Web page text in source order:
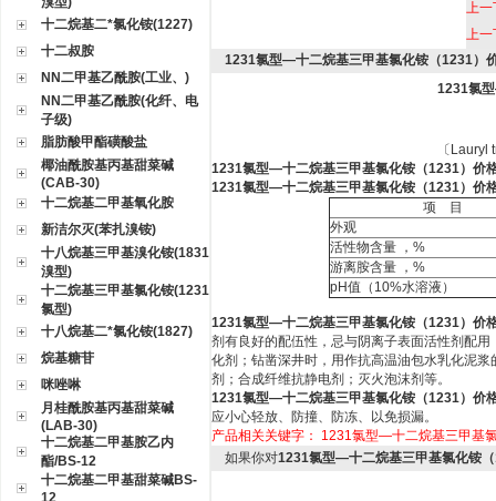
十二烷基二*氯化铵(1227)
十二叔胺
NN二甲基乙酰胺(工业、)
NN二甲基乙酰胺(化纤、电
子级)
脂肪酸甲酯磺酸盐
椰油酰胺基丙基甜菜碱
(CAB-30)
十二烷基二甲基氧化胺
新洁尔灭(苯扎溴铵)
十八烷基三甲基溴化铵(1831
溴型)
十二烷基三甲基氯化铵(1231
氯型)
十八烷基二*氯化铵(1827)
烷基糖苷
咪唑啉
月桂酰胺基丙基甜菜碱
(LAB-30)
十二烷基二甲基胺乙内
酯/BS-12
十二烷基二甲基甜菜碱BS-
12
上一
上一
1231氯型—十二烷基三甲基氯化铵（1231）
1231氯
〔 Lauryl
1231氯型—十二烷基三甲基氯化铵（1231）价
1231氯型—十二烷基三甲基氯化铵（1231）价
项
目
外观
活性物含量 ， %
游离胺含量 ， %
pH值 （10%水溶液 ）
1231氯型—十二烷基三甲基氯化铵（1231）价
剂有良好的配伍性，忌与阴离子表面活性剂配用
化剂；钻凿深井时，用作抗高温油包水乳化泥
剂；合成纤维抗静电剂；灭火泡沫剂等。
1231氯型—十二烷基三甲基氯化铵（1231）价
应小心轻放、防撞、防冻、以免损漏。
产品相关关键字： 1231氯型—十二烷基三甲基
如果你对1231氯型—十二烷基三甲基氯化铵